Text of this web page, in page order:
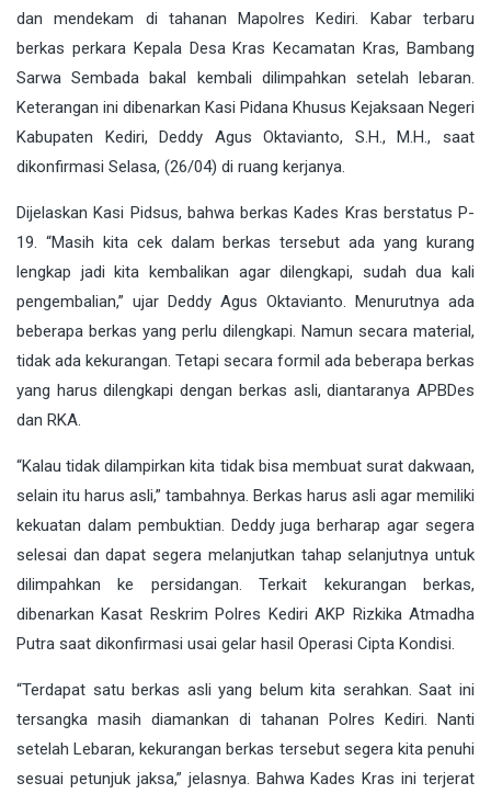
dan mendekam di tahanan Mapolres Kediri. Kabar terbaru
berkas perkara Kepala Desa Kras Kecamatan Kras, Bambang
Sarwa Sembada bakal kembali dilimpahkan setelah lebaran.
Keterangan ini dibenarkan Kasi Pidana Khusus Kejaksaan Negeri
Kabupaten Kediri, Deddy Agus Oktavianto, S.H., M.H., saat
dikonfirmasi Selasa, (26/04) di ruang kerjanya.
Dijelaskan Kasi Pidsus, bahwa berkas Kades Kras berstatus P-
19. “Masih kita cek dalam berkas tersebut ada yang kurang
lengkap jadi kita kembalikan agar dilengkapi, sudah dua kali
pengembalian,” ujar Deddy Agus Oktavianto. Menurutnya ada
beberapa berkas yang perlu dilengkapi. Namun secara material,
tidak ada kekurangan. Tetapi secara formil ada beberapa berkas
yang harus dilengkapi dengan berkas asli, diantaranya APBDes
dan RKA.
“Kalau tidak dilampirkan kita tidak bisa membuat surat dakwaan,
selain itu harus asli,” tambahnya. Berkas harus asli agar memiliki
kekuatan dalam pembuktian. Deddy juga berharap agar segera
selesai dan dapat segera melanjutkan tahap selanjutnya untuk
dilimpahkan ke persidangan. Terkait kekurangan berkas,
dibenarkan Kasat Reskrim Polres Kediri AKP Rizkika Atmadha
Putra saat dikonfirmasi usai gelar hasil Operasi Cipta Kondisi.
“Terdapat satu berkas asli yang belum kita serahkan. Saat ini
tersangka masih diamankan di tahanan Polres Kediri. Nanti
setelah Lebaran, kekurangan berkas tersebut segera kita penuhi
sesuai petunjuk jaksa,” jelasnya. Bahwa Kades Kras ini terjerat